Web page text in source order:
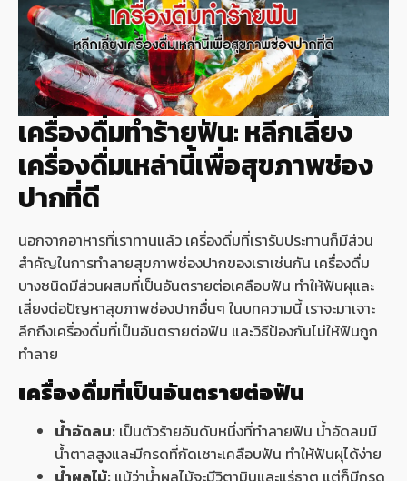
เครื่องดื่มทำร้ายฟัน: หลีกเลี่ยง
เครื่องดื่มเหล่านี้เพื่อสุขภาพช่อง
ปากที่ดี
นอกจากอาหารที่เราทานแล้ว เครื่องดื่มที่เรารับประทานก็มีส่วน
สำคัญในการทำลายสุขภาพช่องปากของเราเช่นกัน เครื่องดื่ม
บางชนิดมีส่วนผสมที่เป็นอันตรายต่อเคลือบฟัน ทำให้ฟันผุและ
เสี่ยงต่อปัญหาสุขภาพช่องปากอื่นๆ ในบทความนี้ เราจะมาเจาะ
ลึกถึงเครื่องดื่มที่เป็นอันตรายต่อฟัน และวิธีป้องกันไม่ให้ฟันถูก
ทำลาย
เครื่องดื่มที่เป็นอันตรายต่อฟัน
น้ำอัดลม: เป็นตัวร้ายอันดับหนึ่งที่ทำลายฟัน น้ำอัดลมมี
น้ำตาลสูงและมีกรดที่กัดเซาะเคลือบฟัน ทำให้ฟันผุได้ง่าย